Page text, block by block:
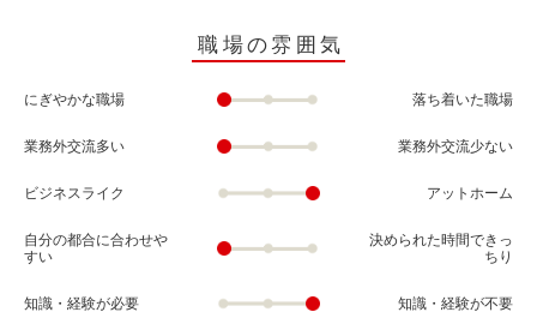
職場の雰囲気
にぎやかな職場 落ち着いた職場
業務外交流多い 業務外交流少ない
ビジネスライク アットホーム
自分の都合に合わせや
すい
決められた時間できっ
ちり
知識・経験が必要 知識・経験が不要